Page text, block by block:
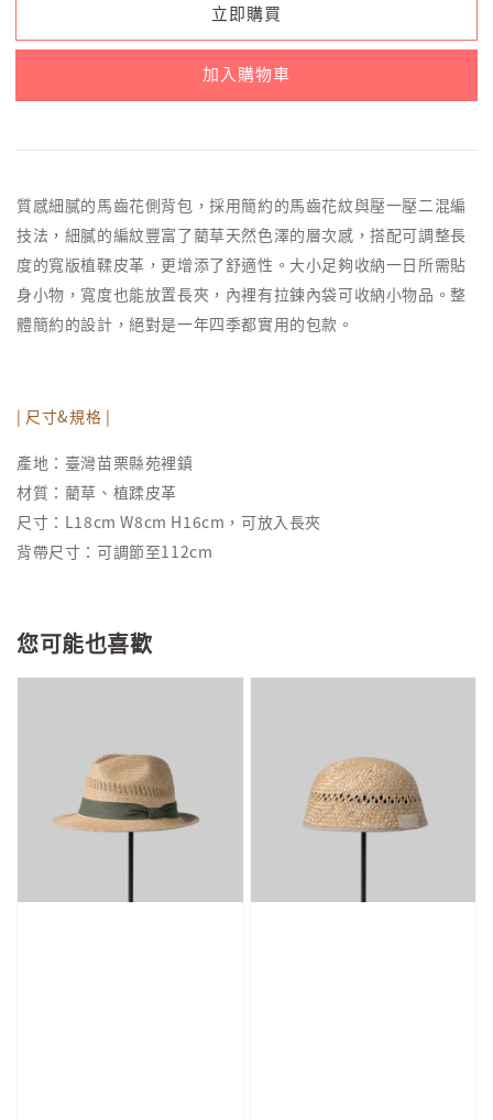
立即購買
加入購物車
質感細膩的馬齒花側背包，採用簡約的馬齒花紋與壓一壓二混編
技法，細膩的編紋豐富了藺草天然色澤的層次感，搭配可調整長
度的寬版植鞣皮革，更增添了舒適性。大小足夠收納一日所需貼
身小物，寬度也能放置長夾，內裡有拉鍊內袋可收納小物品。整
體簡約的設計，絕對是一年四季都實用的包款。
| 尺寸&規格 |
產地：臺灣苗栗縣苑裡鎮
材質：藺草、植蹂皮革
尺寸：L18cm W8cm H16cm，可放入長夾
背帶尺寸：可調節至112cm
您可能也喜歡